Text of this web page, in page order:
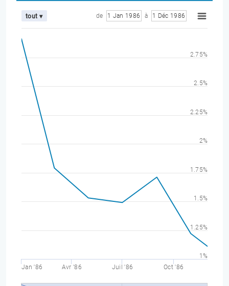
tout ▾ de 1 Jan 1986 à 1 Déc 1986
Jan '86 Avr '86 Juil '86 Oct '86
1%
1.25%
1.5%
1.75%
2%
2.25%
2.5%
2.75%